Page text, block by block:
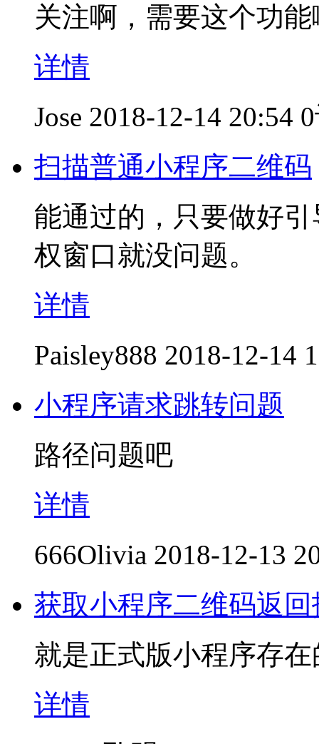
关注啊，需要这个功能
详情
Jose 2018-12-14 20:54
扫描普通小程序二维码
能通过的，只要做好
权窗口就没问题。
详情
Paisley888 2018-12-14
小程序请求跳转问题
路径问题吧
详情
666Olivia 2018-12-13
获取小程序二维码返回
就是正式版小程序存
详情